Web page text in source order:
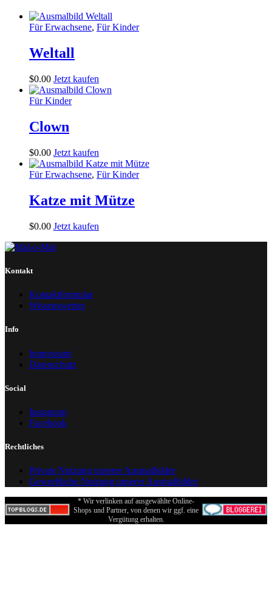
Für Erwachsene, Für Kinder
Weltall
$0.00 Jetzt kaufen
Für Kinder
Clown
$0.00 Jetzt kaufen
Für Erwachsene, Für Kinder
Katze mit Mütze
$0.00 Jetzt kaufen
Kontakt
Kontaktformular
Wissenswertes
Info
Impressum
Datenschutz
Social
Instagram
Facebook
Rechtliches
Private Nutzung unserer Ausmalbilder
Gewerbliche Nutzung unserer Ausmalbilder
* Wir verlinken auf ausgewählte Online-
Shops und Partner, von denen wir ggf. eine
Vergütung erhalten.